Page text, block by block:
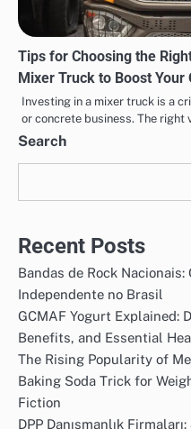
Tips for Choosing the
Mixer Truck to Boost Your
Investing in a mixer truck is a
or concrete business. The right
Search
Recent Posts
Bandas de Rock
Independente no Brasil
GCMAF Yogurt Explained:
Benefits, and Essential
The Rising Popularity of
Baking Soda Trick for
Fiction
DPP Danışmanlık